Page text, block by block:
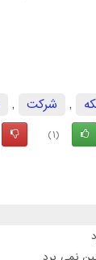
, شركت ,
(1)